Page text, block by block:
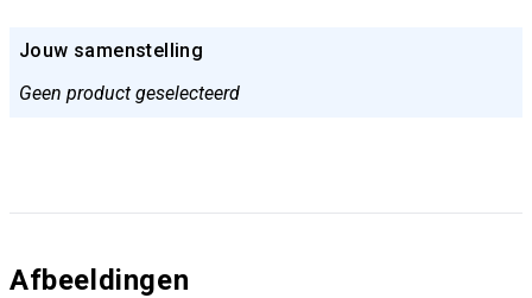
Jouw samenstelling
Geen product geselecteerd
Afbeeldingen